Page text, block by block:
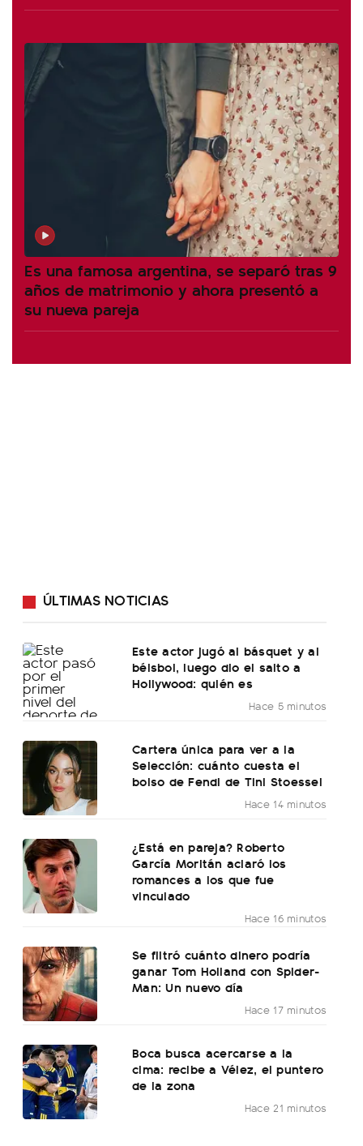
Es una famosa argentina, se separó tras 9
años de matrimonio y ahora presentó a
su nueva pareja
ÚLTIMAS NOTICIAS
Este actor jugó al básquet y al
béisbol, luego dio el salto a
Hollywood: quién es
Hace 5 minutos
Cartera única para ver a la
Selección: cuánto cuesta el
bolso de Fendi de Tini Stoessel
Hace 14 minutos
¿Está en pareja? Roberto
García Moritán aclaró los
romances a los que fue
vinculado
Hace 16 minutos
Se filtró cuánto dinero podría
ganar Tom Holland con Spider-
Man: Un nuevo día
Hace 17 minutos
Boca busca acercarse a la
cima: recibe a Vélez, el puntero
de la zona
Hace 21 minutos